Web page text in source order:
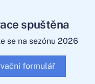
spuštěna
se na sezónu 2026
formulář